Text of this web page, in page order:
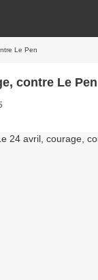
Le Pen
contre Le Pen